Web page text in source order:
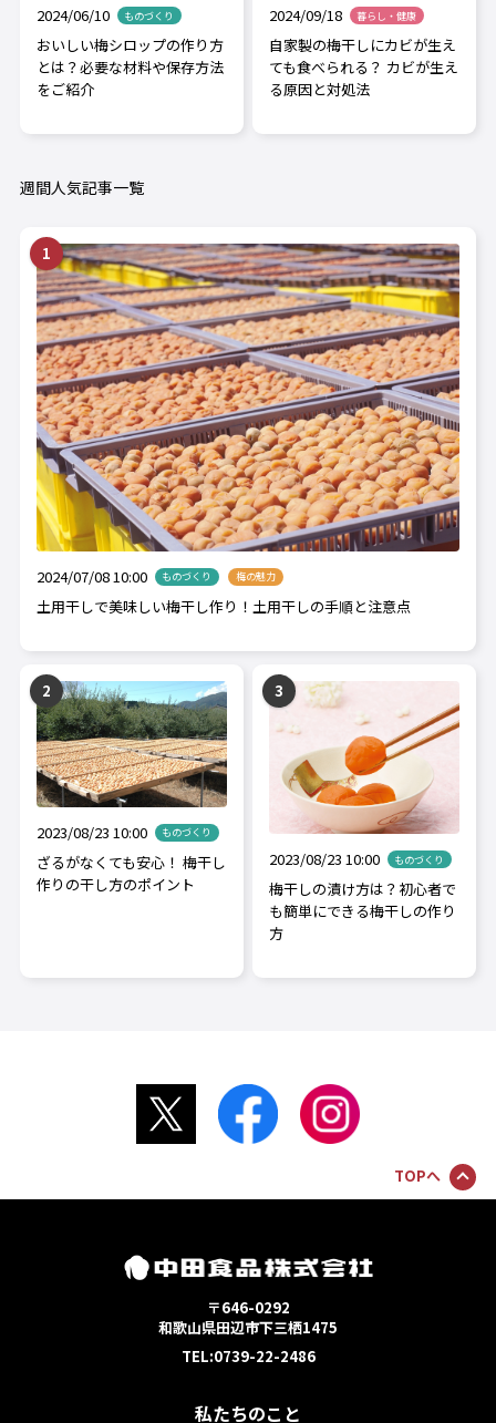
2024/06/10 ものづくり
おいしい梅シロップの作り方
とは？必要な材料や保存方法
をご紹介
2024/09/18 暮らし・健康
自家製の梅干しにカビが生え
ても食べられる？ カビが生え
る原因と対処法
週間人気記事一覧
2024/07/08 10:00 ものづくり 梅の魅力
土用干しで美味しい梅干し作り！土用干しの手順と注意点
2023/08/23 10:00 ものづくり
ざるがなくても安心！ 梅干し
作りの干し方のポイント
2023/08/23 10:00 ものづくり
梅干しの漬け方は？初心者で
も簡単にできる梅干しの作り
方
TOPへ
〒646-0292
和歌山県田辺市下三栖1475
TEL:0739-22-2486
私たちのこと